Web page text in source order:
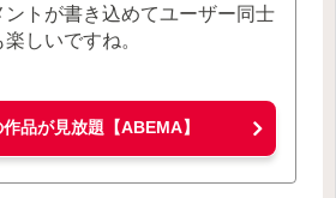
トが書き込めてユーザー同士
しいですね。
品が見放題【ABEMA】